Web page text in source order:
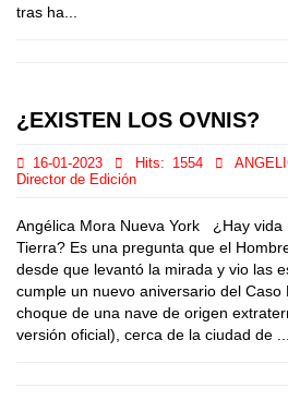
tras ha...
¿EXISTEN LOS OVNIS?
16-01-2023 Hits: 1554
Director de Edición
Angélica Mora Nueva York ¿Hay vida
Tierra? Es una pregunta que el
desde que levantó la mirada y vio las
cumple un nuevo aniversario del Caso
choque de una nave de origen
versión oficial), cerca de la ciudad de ...